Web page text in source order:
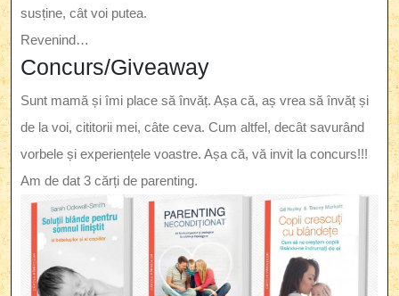
susține, cât voi putea.
Revenind…
Concurs/Giveaway
Sunt mamă și îmi place să învăț. Așa că, aș vrea să învăț și
de la voi, cititorii mei, câte ceva. Cum altfel, decât savurând
vorbele și experiențele voastre. Așa că, vă invit la concurs!!!
Am de dat 3 cărți de parenting.